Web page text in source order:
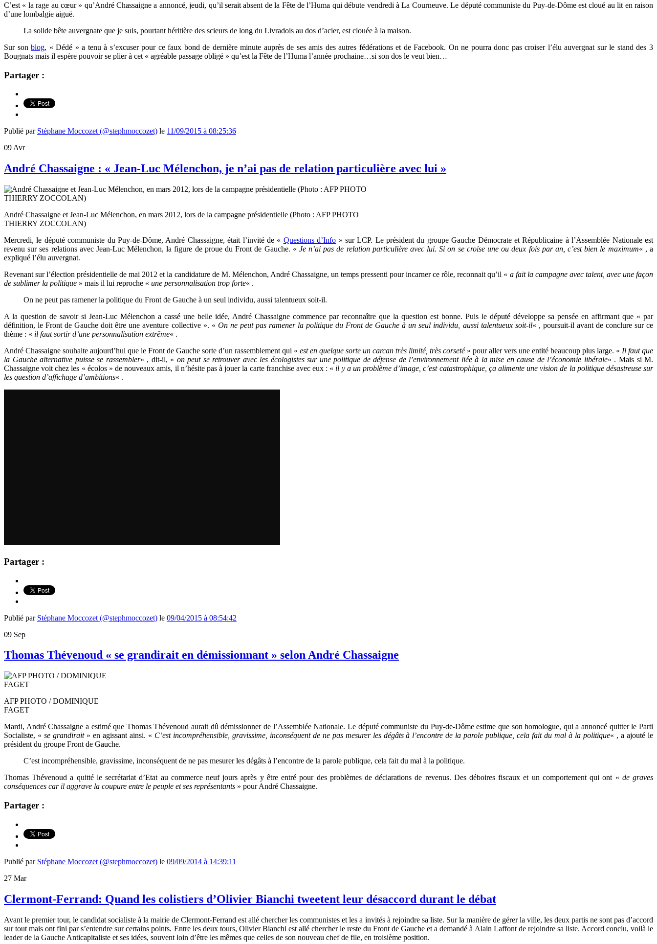
C’est « la rage au cœur » qu’André Chassaigne a annoncé, jeudi, qu’il serait absent de la Fête de l’Huma qui débute vendredi à La Courneuve. Le député communiste du Puy-de-Dôme est cloué au lit en raison
d’une lombalgie aiguë.
La solide bête auvergnate que je suis, pourtant héritière des scieurs de long du Livradois au dos d’acier, est clouée à la maison.
Sur sonblog, « Dédé » a tenu à s’excuser pour ce faux bond de dernière minute auprès de ses amis des autres fédérations et de Facebook. On ne pourra donc pas croiser l’élu auvergnat sur le stand des 3
Bougnats mais il espère pouvoir se plier à cet « agréable passage obligé » qu’est la Fête de l’Huma l’année prochaine…si son dos le veut bien…
Partager :
Publié par Stéphane Moccozet (@stephmoccozet) le 11/09/2015 à 08:25:36
09 Avr
André Chassaigne : « Jean-Luc Mélenchon, je n’ai pas de relation particulière avec lui »
André Chassaigne et Jean-Luc Mélenchon, en mars 2012, lors de la campagne présidentielle (Photo : AFP PHOTO
THIERRY ZOCCOLAN)
Mercredi, le député communiste du Puy-de-Dôme, André Chassaigne, était l’invité de « Questions d’Info » sur LCP. Le président du groupe Gauche Démocrate et Républicaine à l’Assemblée Nationale est
revenu sur ses relations avec Jean-Luc Mélenchon, la figure de proue du Front de Gauche. « Je n’ai pas de relation particulière avec lui. Si on se croise une ou deux fois par an, c’est bien le maximum« , a
expliqué l’élu auvergnat.
Revenant sur l’élection présidentielle de mai 2012 et la candidature de M. Mélenchon, André Chassaigne, un temps pressenti pour incarner ce rôle, reconnait qu’il « a fait la campagne avec talent, avec une façon
de sublimer la politique » mais il lui reproche « une personnalisation trop forte« .
On ne peut pas ramener la politique du Front de Gauche à un seul individu, aussi talentueux soit-il.
A la question de savoir si Jean-Luc Mélenchon a cassé une belle idée, André Chassaigne commence par reconnaître que la question est bonne. Puis le député développe sa pensée en affirmant que « par
définition, le Front de Gauche doit être une aventure collective ». « On ne peut pas ramener la politique du Front de Gauche à un seul individu, aussi talentueux soit-il« , poursuit-il avant de conclure sur ce
thème : « il faut sortir d’une personnalisation extrême« .
André Chassaigne souhaite aujourd’hui que le Front de Gauche sorte d’un rassemblement qui « est en quelque sorte un carcan très limité, très corseté» pour aller vers une entité beaucoup plus large. « Il faut que
la Gauche alternative puisse se rassembler« , dit-il, « on peut se retrouver avec les écologistes sur une politique de défense de l’environnement liée à la mise en cause de l’économie libérale« . Mais si M.
Chassaigne voit chez les « écolos » de nouveaux amis, il n’hésite pas à jouer la carte franchise avec eux : « il y a un problème d’image, c’est catastrophique, ça alimente une vision de la politique désastreuse sur
les question d’affichage d’ambitions« .
Partager :
Publié par Stéphane Moccozet (@stephmoccozet) le 09/04/2015 à 08:54:42
09 Sep
Thomas Thévenoud « se grandirait en démissionnant » selon André Chassaigne
AFP PHOTO / DOMINIQUE
FAGET
Mardi, André Chassaigne a estimé que Thomas Thévenoud aurait dû démissionner de l’Assemblée Nationale. Le député communiste du Puy-de-Dôme estime que son homologue, qui a annoncé quitter le Parti
Socialiste, « se grandirait» en agissant ainsi. « C’est incompréhensible, gravissime, inconséquent de ne pas mesurer les dégâts à l’encontre de la parole publique, cela fait du mal à la politique« , a ajouté le
président du groupe Front de Gauche.
C’est incompréhensible, gravissime, inconséquent de ne pas mesurer les dégâts à l’encontre de la parole publique, cela fait du mal à la politique.
Thomas Thévenoud a quitté le secrétariat d’Etat au commerce neuf jours après y être entré pour des problèmes de déclarations de revenus. Des déboires fiscaux et un comportement qui ont « de graves
conséquences car il aggrave la coupure entre le peuple et ses représentants » pour André Chassaigne.
Partager :
Publié par Stéphane Moccozet (@stephmoccozet) le 09/09/2014 à 14:39:11
27 Mar
Clermont-Ferrand: Quand les colistiers d’Olivier Bianchi tweetent leur désaccord durant le débat
Avant le premier tour, le candidat socialiste à la mairie de Clermont-Ferrand est allé chercher les communistes et les a invités à rejoindre sa liste. Sur la manière de gérer la ville, les deux partis ne sont pas d’accord
sur tout mais ont fini par s’entendre sur certains points. Entre les deux tours, Olivier Bianchi est allé chercher le reste du Front de Gauche et a demandé à Alain Laffont de rejoindre sa liste. Accord conclu, voilà le
leader de la Gauche Anticapitaliste et ses idées, souvent loin d’être les mêmes que celles de son nouveau chef de file, en troisième position.